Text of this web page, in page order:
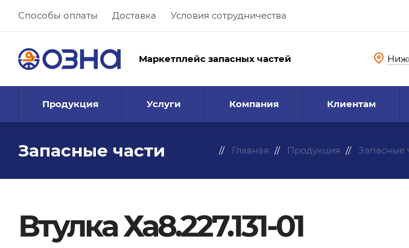
Способы оплаты Доставка Условия сотрудничества
Маркетплейс запасных частей
Продукция Услуги Компания Клиентам
Запасные части Главная Продукция Запасные
Втулка Ха8.227.131-01